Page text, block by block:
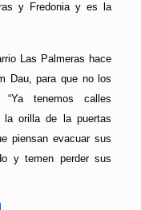
y Fredonia y es la
Las Palmeras hace
Dau, para que no los
tenemos calles
orilla de la puertas
piensan evacuar sus
y temen perder sus